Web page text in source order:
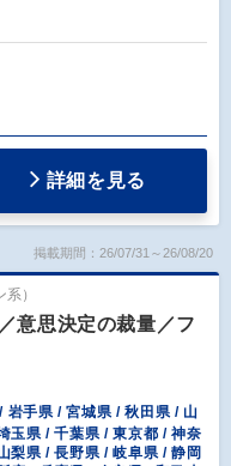
詳細を見る
掲載期間：26/07/31～26/08/20
）
意思決定の裁量／フ
岩手県 / 宮城県 / 秋田県 / 山
玉県 / 千葉県 / 東京都 / 神奈
梨県 / 長野県 / 岐阜県 / 静岡